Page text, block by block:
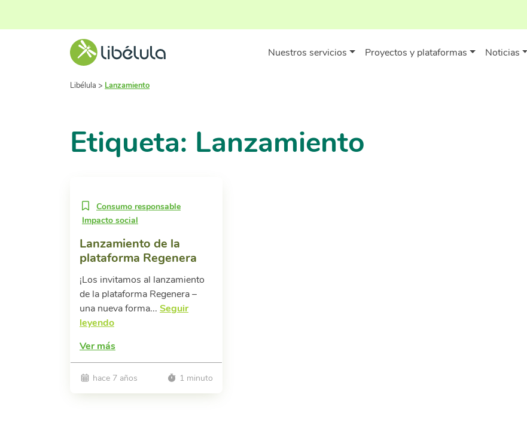
Nuestros servicios Proyectos y plataformas Noticias
Libélula > Lanzamiento
Etiqueta: Lanzamiento
Consumo responsable
Impacto social
Lanzamiento de la
plataforma Regenera
¡Los invitamos al lanzamiento
de la plataforma Regenera –
una nueva forma... Seguir
leyendo
Ver más
hace 7 años 1 minuto